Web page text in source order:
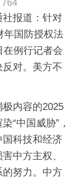
764
报道：针对
年国防授权法
在例行记者会
对。美方不
内容的2025
“中国威胁”，
科技和经济
中方主权、
努力。中方